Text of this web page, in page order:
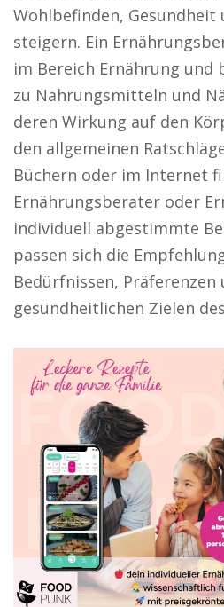
Wohlbefinden, Gesundheit
steigern. Ein
im Bereich Ernährung und
zu Nahrungsmitteln und
deren Wirkung auf den
den allgemeinen
Büchern oder im Internet
Ernährungsberater oder
individuell abgestimmte
passen sich die
Bedürfnissen, Präferenzen
gesundheitlichen Zielen